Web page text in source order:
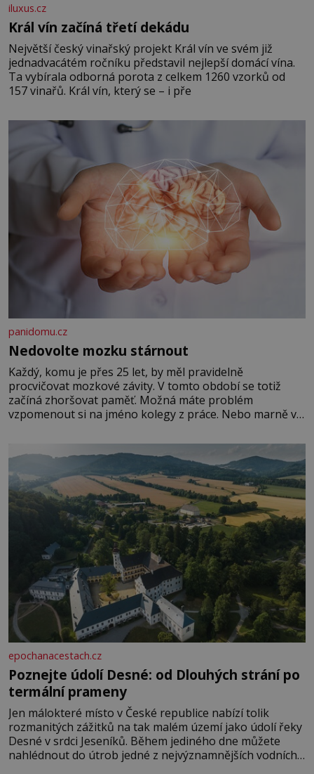
iluxus.cz
Král vín začíná třetí dekádu
Největší český vinařský projekt Král vín ve svém již
jednadvacátém ročníku představil nejlepší domácí vína.
Ta vybírala odborná porota z celkem 1260 vzorků od
157 vinařů. Král vín, který se – i pře
panidomu.cz
Nedovolte mozku stárnout
Každý, komu je přes 25 let, by měl pravidelně
procvičovat mozkové závity. V tomto období se totiž
začíná zhoršovat paměť. Možná máte problém
vzpomenout si na jméno kolegy z práce. Nebo marně v
Je to opravdu tak, s věkem jako kdyby se paměť
rozhodla stávkovat. Cvičte
epochanacestach.cz
Poznejte údolí Desné: od Dlouhých strání po
termální prameny
Jen málokteré místo v České republice nabízí tolik
rozmanitých zážitků na tak malém území jako údolí řeky
Desné v srdci Jeseníků. Během jediného dne můžete
nahlédnout do útrob jedné z nejvýznamnějších vodních